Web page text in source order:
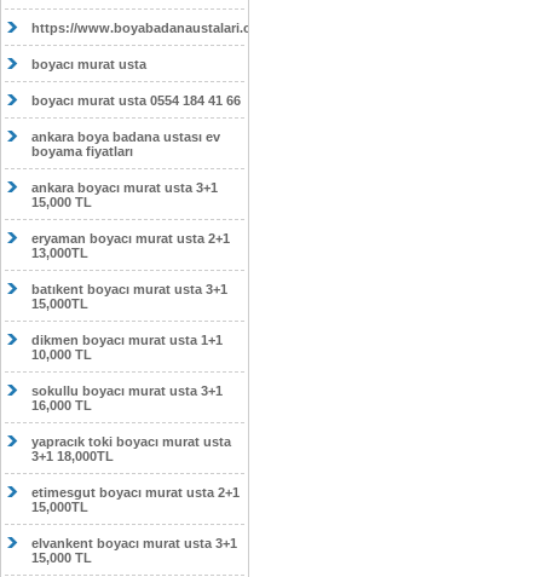
https://www.boyabadanaustalari.com/
boyacı murat usta
boyacı murat usta 0554 184 41 66
ankara boya badana ustası ev
boyama fiyatları
ankara boyacı murat usta 3+1
15,000 TL
eryaman boyacı murat usta 2+1
13,000TL
batıkent boyacı murat usta 3+1
15,000TL
dikmen boyacı murat usta 1+1
10,000 TL
sokullu boyacı murat usta 3+1
16,000 TL
yapracık toki boyacı murat usta
3+1 18,000TL
etimesgut boyacı murat usta 2+1
15,000TL
elvankent boyacı murat usta 3+1
15,000 TL